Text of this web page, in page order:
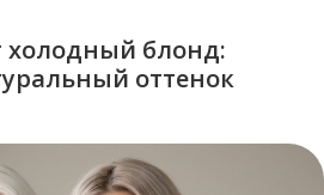
холодный блонд:
оттенок